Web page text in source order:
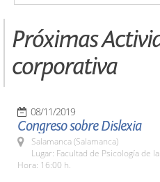
Próximas
corporativa
08/11/2019
Congreso sobre Dislexia
Salamanca (Salamanca)
Lugar: Facultad de Psicología de
Hora: 16:00 h.